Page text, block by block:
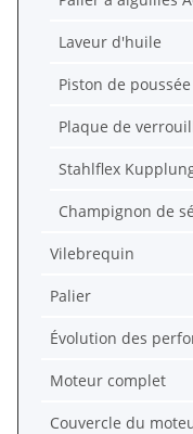
Laveur d'huile
Piston de poussée
Plaque de
Stahlflex
Champignon de
Vilebrequin
Palier
Évolution des
Moteur complet
Couvercle du